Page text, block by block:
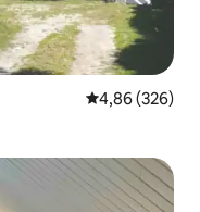
5 üzerinden
4,86 (326)